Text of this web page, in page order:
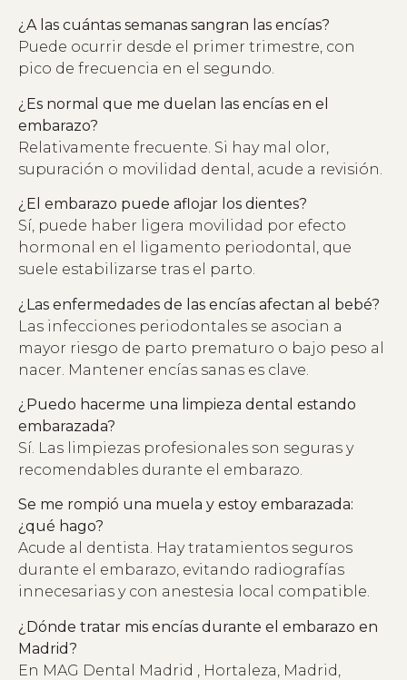
¿A las cuántas semanas sangran las encías?
Puede ocurrir desde el primer trimestre, con
pico de frecuencia en el segundo.
¿Es normal que me duelan las encías en el
embarazo?
Relativamente frecuente. Si hay mal olor,
supuración o movilidad dental, acude a revisión.
¿El embarazo puede aflojar los dientes?
Sí, puede haber ligera movilidad por efecto
hormonal en el ligamento periodontal, que
suele estabilizarse tras el parto.
¿Las enfermedades de las encías afectan al bebé?
Las infecciones periodontales se asocian a
mayor riesgo de parto prematuro o bajo peso al
nacer. Mantener encías sanas es clave.
¿Puedo hacerme una limpieza dental estando
embarazada?
Sí. Las limpiezas profesionales son seguras y
recomendables durante el embarazo.
Se me rompió una muela y estoy embarazada:
¿qué hago?
Acude al dentista. Hay tratamientos seguros
durante el embarazo, evitando radiografías
innecesarias y con anestesia local compatible.
¿Dónde tratar mis encías durante el embarazo en
Madrid?
En MAG Dental Madrid , Hortaleza, Madrid,